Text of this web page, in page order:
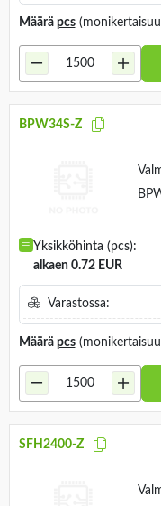
Määrä pcs
BPW34S-Z
Yksikköhinta (pcs):
alkaen 0.72 EUR
Varastossa:
Määrä pcs
SFH2400-Z